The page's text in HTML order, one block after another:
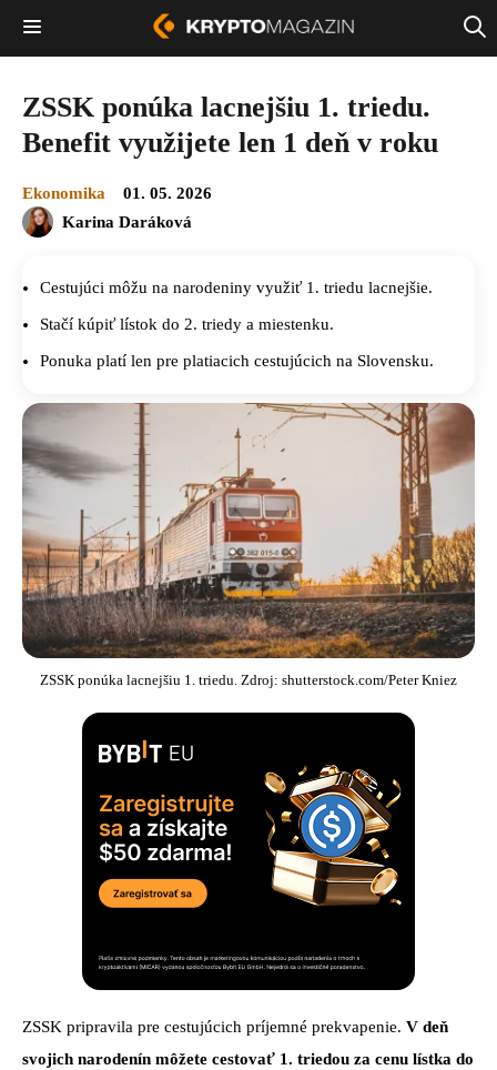
ZSSK ponúka lacnejšiu 1. triedu.
Benefit využijete len 1 deň v roku
Ekonomika
01. 05. 2026
Karina Daráková
Cestujúci môžu na narodeniny využiť 1. triedu lacnejšie.
Stačí kúpiť lístok do 2. triedy a miestenku.
Ponuka platí len pre platiacich cestujúcich na Slovensku.
ZSSK ponúka lacnejšiu 1. triedu. Zdroj: shutterstock.com/Peter Kniez
ZSSK pripravila pre cestujúcich príjemné prekvapenie. V deň
svojich narodenín môžete cestovať 1. triedou za cenu lístka do